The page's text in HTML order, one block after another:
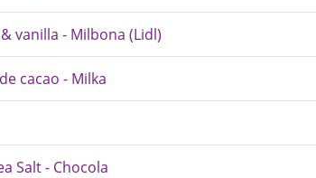
vanilla - Milbona (Lidl)
cacao - Milka
Salt - Chocola